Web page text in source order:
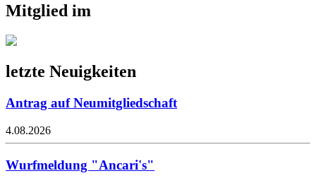
Mitglied im
letzte Neuigkeiten
Antrag auf Neumitgliedschaft
4.08.2026
Wurfmeldung "Ancari's"